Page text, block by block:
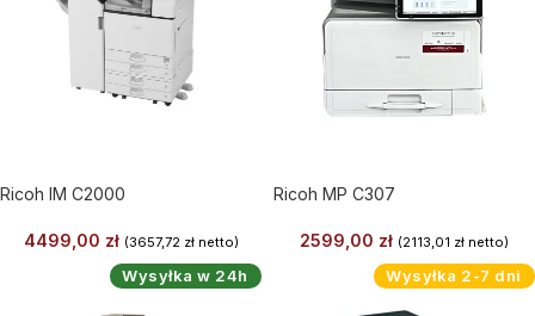
Ricoh IM C2000
4499,00 zł (3657,72 złnetto)
Ricoh MP C307
2599,00 zł (2113,01 zł netto)
Wysyłka w 24h Wysyłka 2-7 dni